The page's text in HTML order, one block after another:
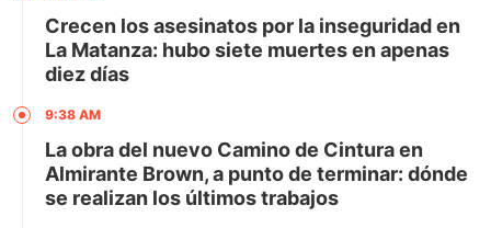
Crecen los asesinatos por la inseguridad en
La Matanza: hubo siete muertes en apenas
diez días
9:38 AM
La obra del nuevo Camino de Cintura en
Almirante Brown, a punto de terminar: dónde
se realizan los últimos trabajos